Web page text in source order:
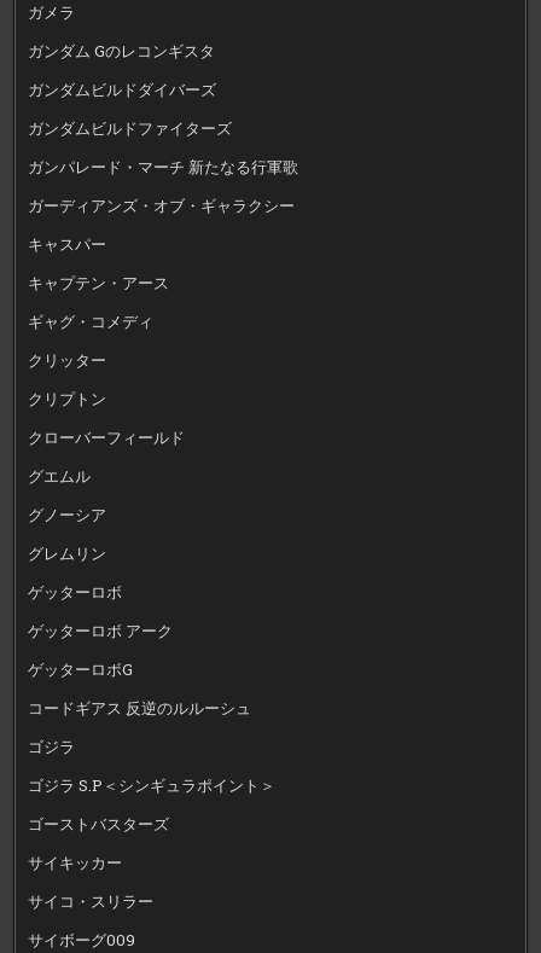
ガメラ
ガンダム Gのレコンギスタ
ガンダムビルドダイバーズ
ガンダムビルドファイターズ
ガンパレード・マーチ 新たなる行軍歌
ガーディアンズ・オブ・ギャラクシー
キャスパー
キャプテン・アース
ギャグ・コメディ
クリッター
クリプトン
クローバーフィールド
グエムル
グノーシア
グレムリン
ゲッターロボ
ゲッターロボ アーク
ゲッターロボG
コードギアス 反逆のルルーシュ
ゴジラ
ゴジラ S.P＜シンギュラポイント＞
ゴーストバスターズ
サイキッカー
サイコ・スリラー
サイボーグ009